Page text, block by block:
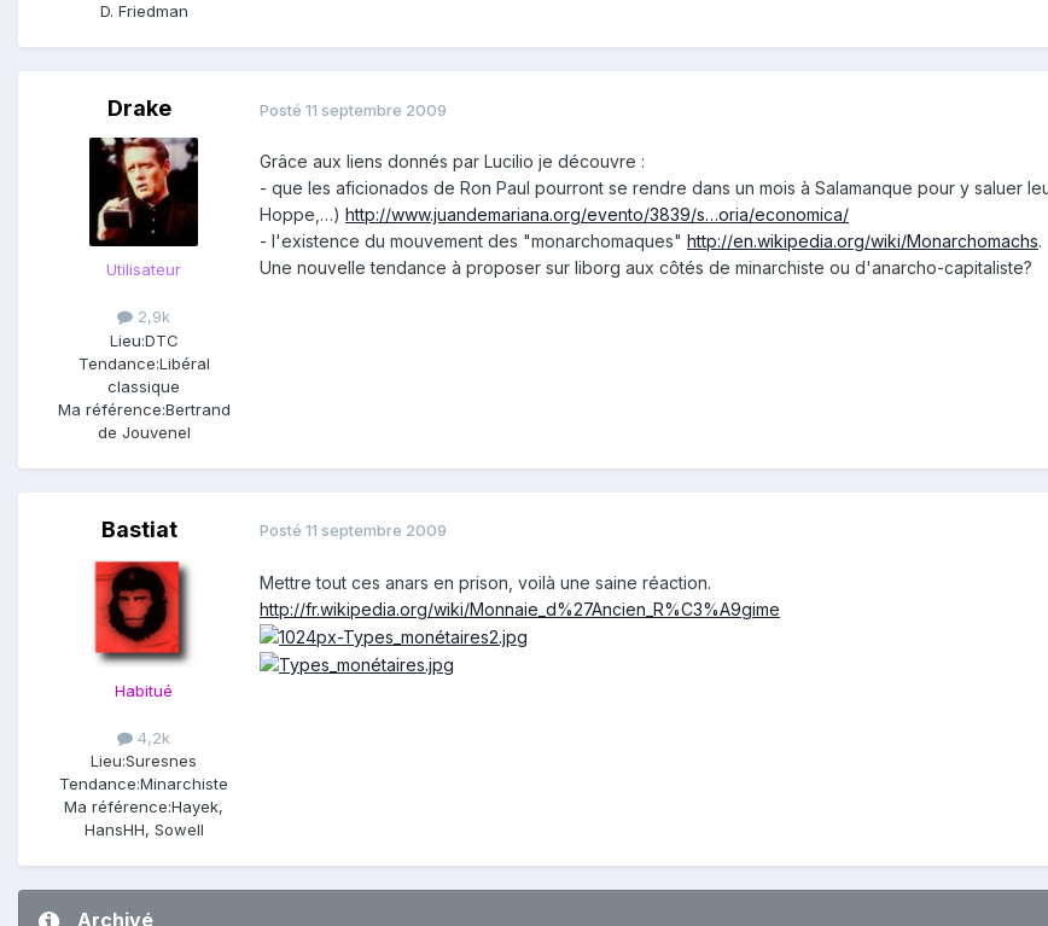
D. Friedman
Drake
Utilisateur
2,9k
Lieu:DTC
Tendance:Libéral
classique
Ma référence:Bertrand
de Jouvenel
Posté 11 septembre 2009
Grâce aux liens donnés par Lucilio je découvre :
- que les aficionados de Ron Paul pourront se rendre dans un mois à Salamanque pour y saluer
Hoppe,…) http://www.juandemariana.org/evento/3839/s…oria/economica/
- l'existence du mouvement des "monarchomaques" http://en.wikipedia.org/wiki/Monarchomachs.
Une nouvelle tendance à proposer sur liborg aux côtés de minarchiste ou d'anarcho-capitaliste?
Bastiat
Habitué
4,2k
Lieu:Suresnes
Tendance:Minarchiste
Ma référence:Hayek,
HansHH, Sowell
Posté 11 septembre 2009
Mettre tout ces anars en prison, voilà une saine réaction.
http://fr.wikipedia.org/wiki/Monnaie_d%27Ancien_R%C3%A9gime
Archivé